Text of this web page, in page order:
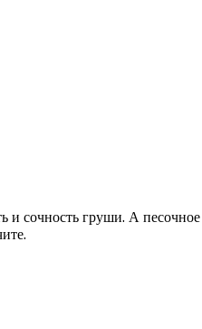
сочность груши. А песочное